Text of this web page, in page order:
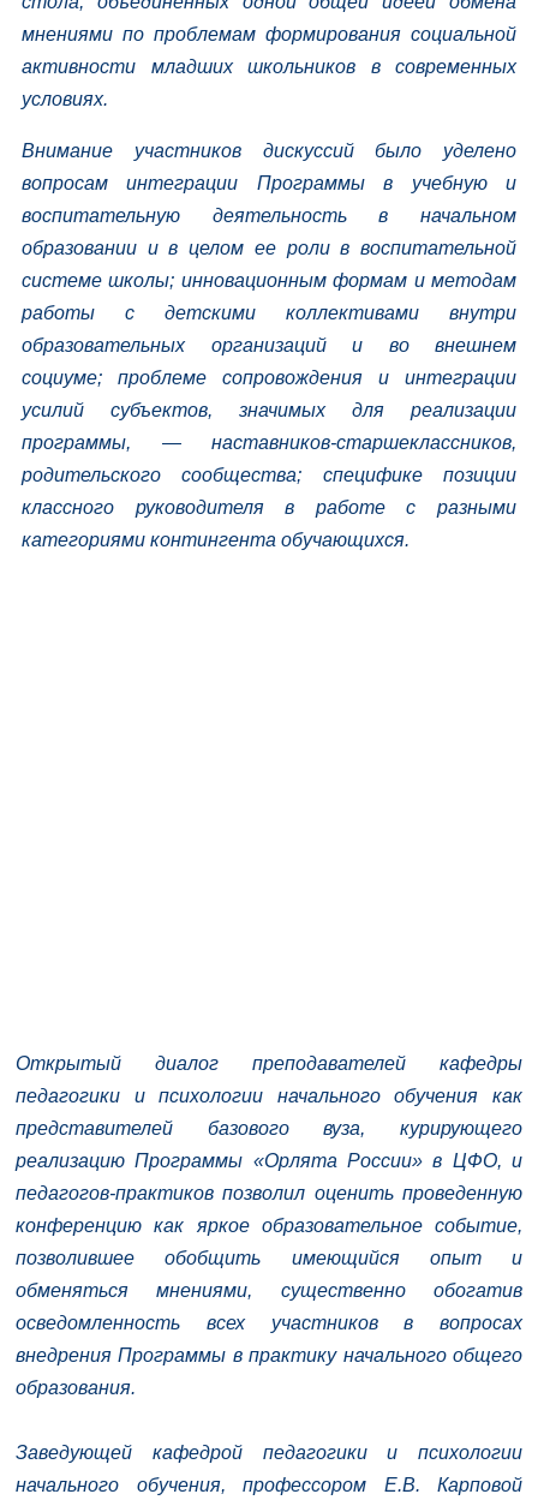
мнениями по проблемам формирования социальной
активности младших школьников в современных
условиях.
Внимание участников дискуссий было уделено
вопросам интеграции Программы в учебную и
воспитательную деятельность в начальном
образовании и в целом ее роли в воспитательной
системе школы; инновационным формам и методам
работы с детскими коллективами внутри
образовательных организаций и во внешнем
социуме; проблеме сопровождения и интеграции
усилий субъектов, значимых для реализации
программы, — наставников-старшеклассников,
родительского сообщества; специфике позиции
классного руководителя в работе с разными
категориями контингента обучающихся.
Открытый диалог преподавателей кафедры
педагогики и психологии начального обучения как
представителей базового вуза, курирующего
реализацию Программы «Орлята России» в ЦФО, и
педагогов-практиков позволил оценить проведенную
конференцию как яркое образовательное событие,
позволившее обобщить имеющийся опыт и
обменяться мнениями, существенно обогатив
осведомленность всех участников в вопросах
внедрения Программы в практику начального общего
образования.
Заведующей кафедрой педагогики и психологии
начального обучения, профессором Е.В. Карповой